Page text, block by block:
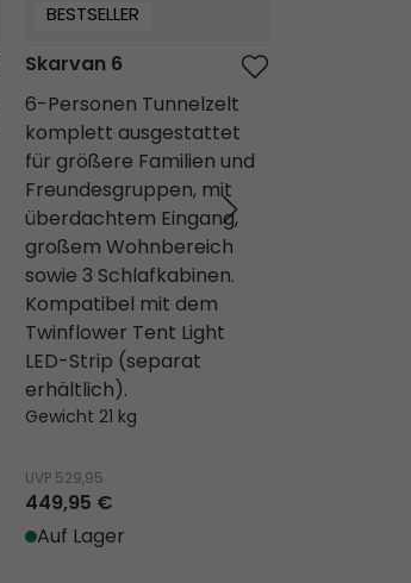
BESTSELLER
Skarvan 6
6-Personen Tunnelzelt
komplett ausgestattet
für größere Familien und
Freundesgruppen, mit
überdachtem Eingang,
großem Wohnbereich
sowie 3 Schlafkabinen.
Kompatibel mit dem
Twinflower Tent Light
LED-Strip (separat
erhältlich).
Gewicht 21 kg
UVP 529,95
449,95 €
Auf Lager